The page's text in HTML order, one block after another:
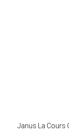
Janus La Cours